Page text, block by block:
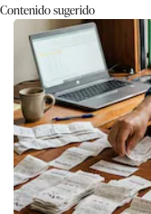
Contenido sugerido